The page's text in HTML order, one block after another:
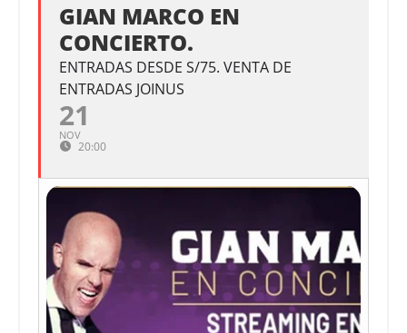
GIAN MARCO EN
CONCIERTO.
ENTRADAS DESDE S/75. VENTA DE
ENTRADAS JOINUS
21
NOV
20:00